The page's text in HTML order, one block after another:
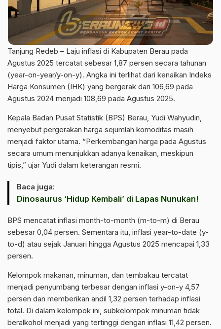
Tanjung Redeb – Laju inflasi di Kabupaten Berau pada
Agustus 2025 tercatat sebesar 1,87 persen secara tahunan
(year-on-year/y-on-y). Angka ini terlihat dari kenaikan Indeks
Harga Konsumen (IHK) yang bergerak dari 106,69 pada
Agustus 2024 menjadi 108,69 pada Agustus 2025.
Kepala Badan Pusat Statistik (BPS) Berau, Yudi Wahyudin,
menyebut pergerakan harga sejumlah komoditas masih
menjadi faktor utama. “Perkembangan harga pada Agustus
secara umum menunjukkan adanya kenaikan, meskipun
tipis,” ujar Yudi dalam keterangan resmi.
Baca juga:
Dinosaurus ‘Hidup Kembali’ di Lapas Nunukan!
BPS mencatat inflasi month-to-month (m-to-m) di Berau
sebesar 0,04 persen. Sementara itu, inflasi year-to-date (y-
to-d) atau sejak Januari hingga Agustus 2025 mencapai 1,33
persen.
Kelompok makanan, minuman, dan tembakau tercatat
menjadi penyumbang terbesar dengan inflasi y-on-y 4,57
persen dan memberikan andil 1,32 persen terhadap inflasi
total. Di dalam kelompok ini, subkelompok minuman tidak
beralkohol menjadi yang tertinggi dengan inflasi 11,42 persen.